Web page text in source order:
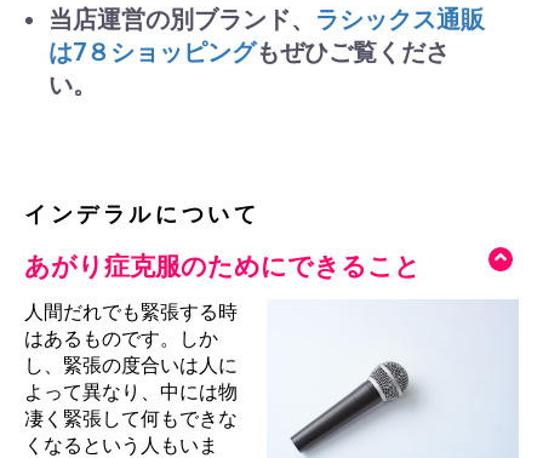
当店運営の別ブランド、 ラシックス通販
は7８ショッピングもぜひご覧くださ
い。
インデラルについて
あがり症克服のためにできること
人間だれでも緊張する時
はあるものです。しか
し、緊張の度合いは人に
よって異なり、中には物
凄く緊張して何もできな
くなるという人もいま